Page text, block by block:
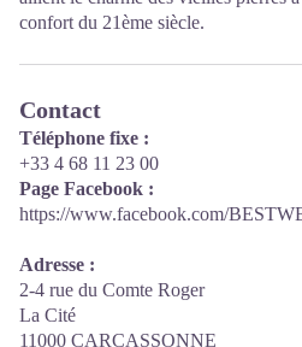
confort du 21ème siècle.
Contact
Téléphone fixe :
+33 4 68 11 23 00
Page Facebook :
https://www.facebook.com/
Adresse :
2-4 rue du Comte Roger
La Cité
11000 CARCASSONNE